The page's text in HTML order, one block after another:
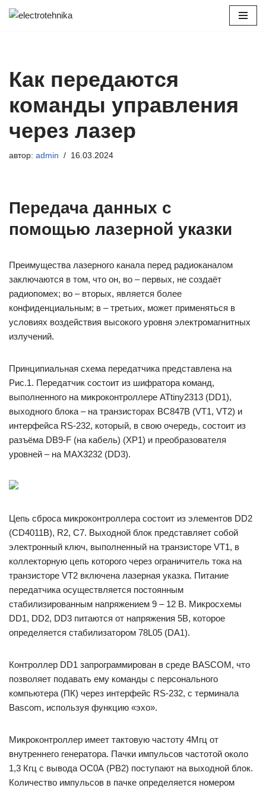
Как передаются
команды управления
через лазер
автор: admin 16.03.2024
Передача данных с
помощью лазерной указки
Преимущества лазерного канала перед радиоканалом
заключаются в том, что он, во – первых, не создаёт
радиопомех; во – вторых, является более
конфиденциальным; в – третьих, может применяться в
условиях воздействия высокого уровня электромагнитных
излучений.
Принципиальная схема передатчика представлена на
Рис.1. Передатчик состоит из шифратора команд,
выполненного на микроконтроллере ATtiny2313 (DD1),
выходного блока – на транзисторах ВС847В (VT1, VT2) и
интерфейса RS-232, который, в свою очередь, состоит из
разъёма DB9-F (на кабель) (ХР1) и преобразователя
уровней – на MAX3232 (DD3).
Цепь сброса микроконтроллера состоит из элементов DD2
(CD4011B), R2, C7. Выходной блок представляет собой
электронный ключ, выполненный на транзисторе VT1, в
коллекторную цепь которого через ограничитель тока на
транзисторе VT2 включена лазерная указка. Питание
передатчика осуществляется постоянным
стабилизированным напряжением 9 – 12 В. Микросхемы
DD1, DD2, DD3 питаются от напряжения 5В, которое
определяется стабилизатором 78L05 (DA1).
Контроллер DD1 запрограммирован в среде BASCOM, что
позволяет подавать ему команды с персонального
компьютера (ПК) через интерфейс RS-232, с терминала
Bascom, используя функцию «эхо».
Микроконтроллер имеет тактовую частоту 4Мгц от
внутреннего генератора. Пачки импульсов частотой около
1,3 Кгц с вывода ОС0А (РВ2) поступают на выходной блок.
Количество импульсов в пачке определяется номером